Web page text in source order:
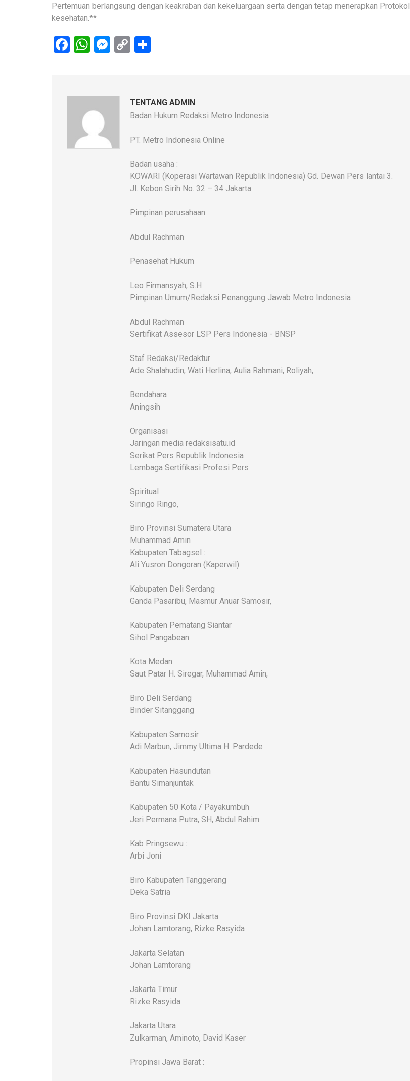
Pertemuan berlangsung dengan keakraban dan kekeluargaan serta dengan tetap menerapkan Protokol
kesehatan.**
Facebook
WhatsApp
Messenger
Copy
TENTANG ADMIN
Badan Hukum Redaksi Metro Indonesia
PT. Metro Indonesia Online
Badan usaha :
KOWARI (Koperasi Wartawan Republik Indonesia) Gd. Dewan Pers lantai 3.
Jl. Kebon Sirih No. 32 – 34 Jakarta
Pimpinan perusahaan
Abdul Rachman
Penasehat Hukum
Leo Firmansyah, S.H
Pimpinan Umum/Redaksi Penanggung Jawab Metro Indonesia
Abdul Rachman
Sertifikat Assesor LSP Pers Indonesia - BNSP
Staf Redaksi/Redaktur
Ade Shalahudin, Wati Herlina, Aulia Rahmani, Roliyah,
Bendahara
Aningsih
Organisasi
Jaringan media redaksisatu.id
Serikat Pers Republik Indonesia
Lembaga Sertifikasi Profesi Pers
Spiritual
Siringo Ringo,
Biro Provinsi Sumatera Utara
Muhammad Amin
Kabupaten Tabagsel :
Ali Yusron Dongoran (Kaperwil)
Kabupaten Deli Serdang
Ganda Pasaribu, Masmur Anuar Samosir,
Kabupaten Pematang Siantar
Sihol Pangabean
Kota Medan
Saut Patar H. Siregar, Muhammad Amin,
Biro Deli Serdang
Binder Sitanggang
Kabupaten Samosir
Adi Marbun, Jimmy Ultima H. Pardede
Kabupaten Hasundutan
Bantu Simanjuntak
Kabupaten 50 Kota / Payakumbuh
Jeri Permana Putra, SH, Abdul Rahim.
Kab Pringsewu :
Arbi Joni
Biro Kabupaten Tanggerang
Deka Satria
Biro Provinsi DKI Jakarta
Johan Lamtorang, Rizke Rasyida
Jakarta Selatan
Johan Lamtorang
Jakarta Timur
Rizke Rasyida
Jakarta Utara
Zulkarman, Aminoto, David Kaser
Propinsi Jawa Barat :